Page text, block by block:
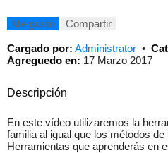
Me gustó Compartir
Cargado por: Administrator •
Agreguedo en: 17 Marzo 2017
Descripción
En este vídeo utilizaremos la
familia al igual que los métodos
Herramientas que aprenderás en